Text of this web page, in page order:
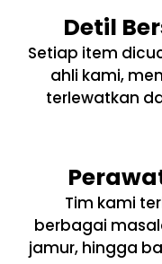
Detil
Setiap item
ahli kami,
terlewatkan
Tim kami
berbagai
jamur, hingga